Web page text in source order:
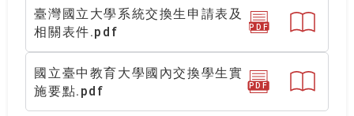
臺灣國立大學系統交換生申請表及
相關表件.pdf
PDF
國立臺中教育大學國內交換學生實
施要點.pdf
PDF